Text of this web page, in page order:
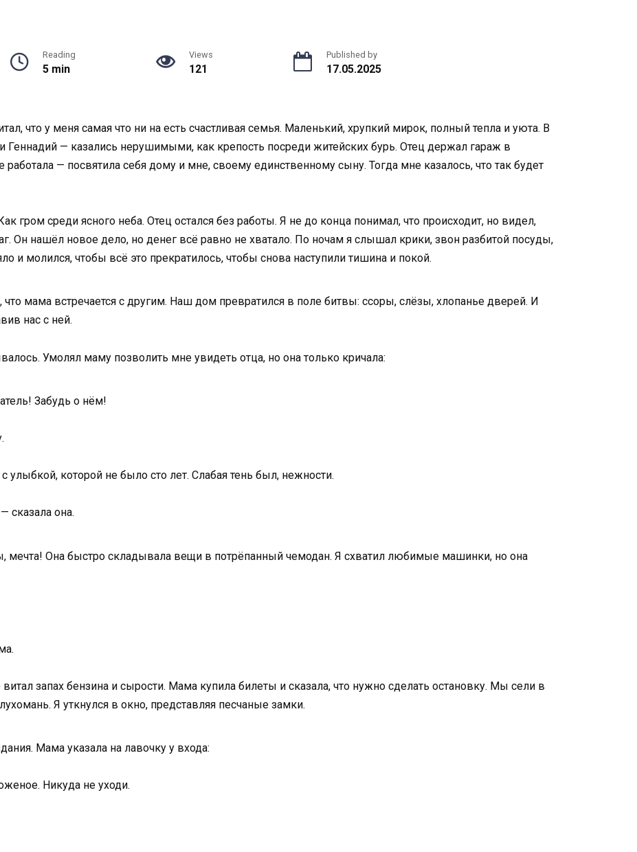
Reading
5 min
Views
121
Published by
17.05.2025
что у меня самая что ни на есть счастливая семья. Маленький, хрупкий мирок, полный тепла и уюта. В
Геннадий — казались нерушимыми, как крепость посреди житейских бурь. Отец держал гараж в
— посвятила себя дому и мне, своему единственному сыну. Тогда мне казалось, что так будет
гром среди ясного неба. Отец остался без работы. Я не до конца понимал, что происходит, но видел,
Он нашёл новое дело, но денег всё равно не хватало. По ночам я слышал крики, звон разбитой посуды,
и молился, чтобы всё это прекратилось, чтобы снова наступили тишина и покой.
что мама встречается с другим. Наш дом превратился в поле битвы: ссоры, слёзы, хлопанье дверей. И
нас с ней.
Умолял маму позволить мне увидеть отца, но она только кричала:
Забудь о нём!
которой не было сто лет. Слабая тень был, нежности.
сказала она.
мечта! Она быстро складывала вещи в потрёпанный чемодан. Я схватил любимые машинки, но она
запах бензина и сырости. Мама купила билеты и сказала, что нужно сделать остановку. Мы сели в
Я уткнулся в окно, представляя песчаные замки.
Мама указала на лавочку у входа:
Никуда не уходи.